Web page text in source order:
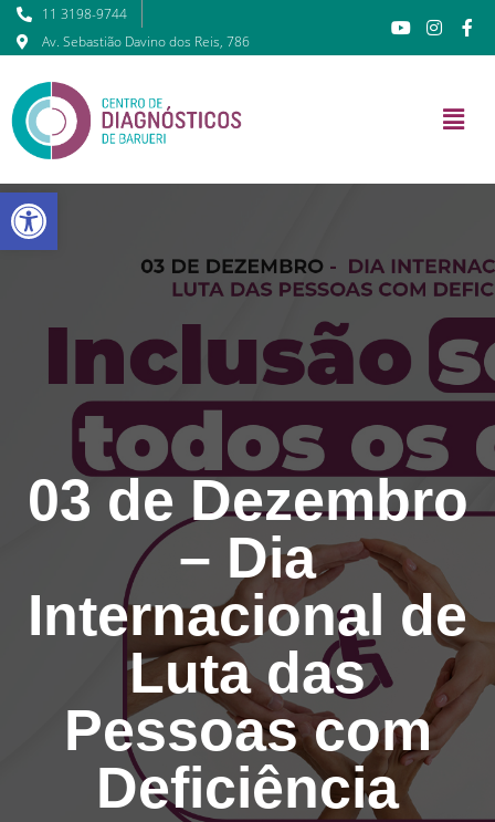
11 3198-9744
Av. Sebastião Davino dos Reis, 786
03 de Dezembro
– Dia
Internacional de
Luta das
Pessoas com
Deficiência
Barra de Ferramentas